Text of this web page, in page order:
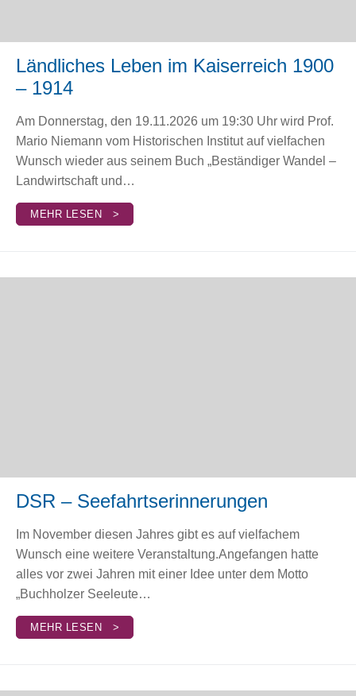
Ländliches Leben im Kaiserreich 1900
– 1914
Am Donnerstag, den 19.11.2026 um 19:30 Uhr wird Prof.
Mario Niemann vom Historischen Institut auf vielfachen
Wunsch wieder aus seinem Buch „Beständiger Wandel –
Landwirtschaft und…
MEHR LESEN >
DSR – Seefahrtserinnerungen
Im November diesen Jahres gibt es auf vielfachem
Wunsch eine weitere Veranstaltung.Angefangen hatte
alles vor zwei Jahren mit einer Idee unter dem Motto
„Buchholzer Seeleute…
MEHR LESEN >